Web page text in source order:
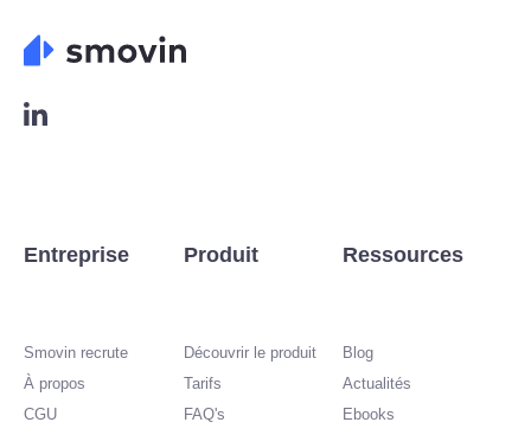
L
n
i
Entreprise
Smovin recrute
À propos
CGU
Produit
Découvrir le produit
Tarifs
FAQ's
Ressources
Blog
Actualités
Ebooks